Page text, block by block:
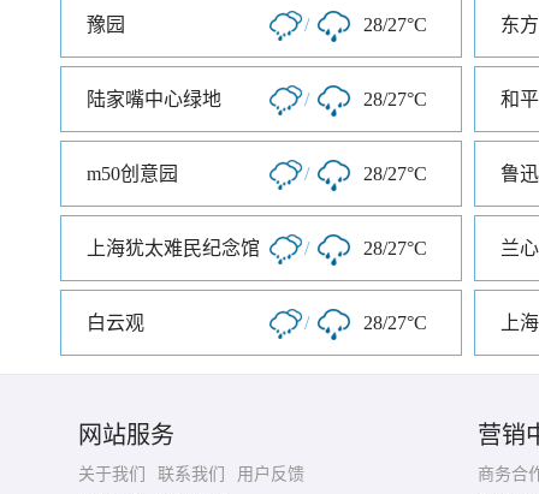
豫园 / 28/27°C 东
陆家嘴中心绿地 / 28/27°C 和
m50创意园 / 28/27°C 鲁
上海犹太难民纪念馆 / 28/27°C 兰
白云观 / 28/27°C 上
网站服务
关于我们 联系我们
用户反馈
营销
商务合